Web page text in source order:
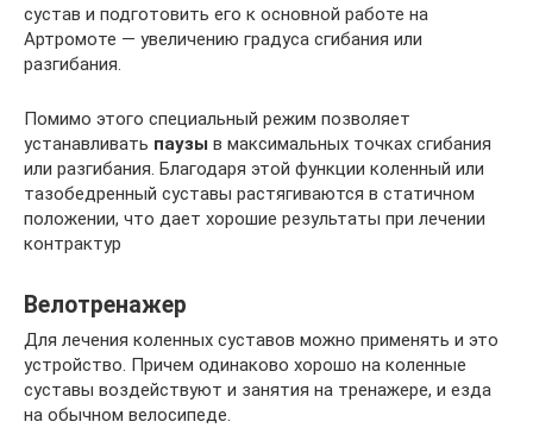
сустав и подготовить его к основной работе на
Артромоте — увеличению градуса сгибания или
разгибания.
Помимо этого специальный режим позволяет
устанавливать паузы в максимальных точках сгибания
или разгибания. Благодаря этой функции коленный или
тазобедренный суставы растягиваются в статичном
положении, что дает хорошие результаты при лечении
контрактур
Велотренажер
Для лечения коленных суставов можно применять и это
устройство. Причем одинаково хорошо на коленные
суставы воздействуют и занятия на тренажере, и езда
на обычном велосипеде.